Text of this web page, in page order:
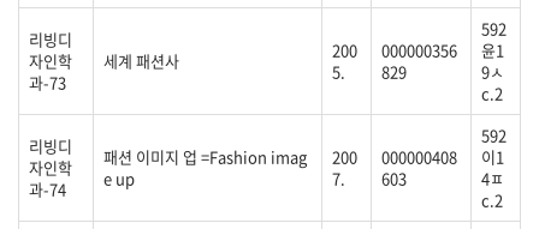
리빙디
자인학
과-73
세계 패션사
200
5.
000000356
829
592
윤1
9ㅅ
c.2
리빙디
자인학
과-74
패션 이미지 업 =Fashion imag
e up
200
7.
000000408
603
592
이1
4ㅍ
c.2